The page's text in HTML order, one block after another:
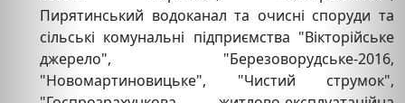
Пирятинський водоканал та очисні споруди та
сільські комунальні підприємства "Вікторійське
джерело", "Березоворудське-2016,
"Новомартиновицьке", "Чистий струмок",